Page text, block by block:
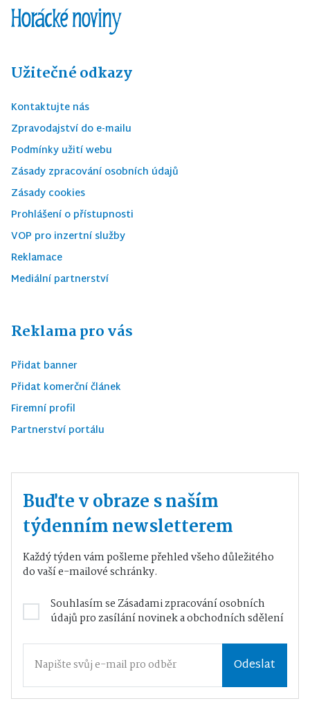
Užitečné odkazy
Kontaktujte nás
Zpravodajství do e-mailu
Podmínky užití webu
Zásady zpracování osobních údajů
Zásady cookies
Prohlášení o přístupnosti
VOP pro inzertní služby
Reklamace
Mediální partnerství
Reklama pro vás
Přidat banner
Přidat komerční článek
Firemní profil
Partnerství portálu
Buďte v obraze s naším
týdenním newsletterem
Každý týden vám pošleme přehled všeho důležitého
do vaší e-mailové schránky.
Souhlasím seZásadami zpracování osobních
údajůpro zasílání novinek a obchodních sdělení
Odeslat